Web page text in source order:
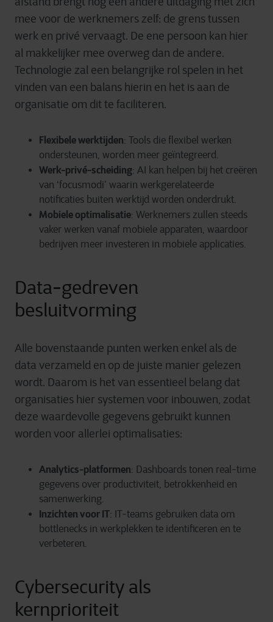
mee voor de werknemers zelf: de grens tussen
werk en privé vervaagt. De ene persoon kan hier
al makkelijker mee overweg dan de andere.
Technologie zal een belangrijke rol spelen in het
vinden van een balans hierin en het is aan de
organisatie om dit te faciliteren.
Flexibele werktijden: Tools die flexibel werken
ondersteunen, worden meer geïntegreerd.
Werk-privé-scheiding: AI kan helpen bij het creëren
van ‘focusmodi’ waarin werkgerelateerde
notificaties buiten werktijd worden onderdrukt.
Mobiele optimalisatie: Werknemers zullen steeds
vaker werken vanaf mobiele apparaten, waardoor
bedrijven meer investeren in mobiele applicaties.
Data-gedreven
besluitvorming
Alle bovenstaande punten werken enkel als de
data verzameld en op de juiste manier gelezen
wordt. Daarom is het van essentieel belang dat
organisaties hier systemen voor inbouwen, zodat
deze waardevolle gegevens gebruikt kunnen
worden voor allerlei optimalisaties:
Analytics-platformen: Dashboards tonen real-time
gegevens over productiviteit, betrokkenheid en
samenwerking.
Inzichten voor IT: IT-teams gebruiken data om
bottlenecks in werkplekken te identificeren en te
verbeteren.
Cybersecurity als
kernprioriteit